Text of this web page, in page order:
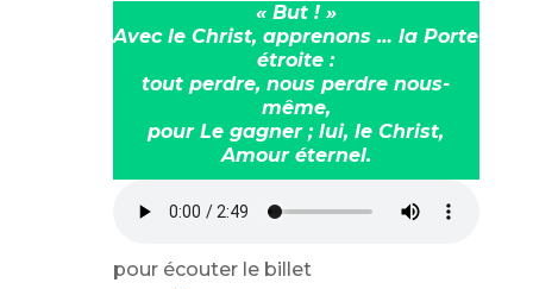
« But ! »
Avec le Christ, apprenons … la Porte
étroite :
tout perdre, nous perdre nous-
même,
pour Le gagner ; lui, le Christ,
Amour éternel.
pour écouter le billet